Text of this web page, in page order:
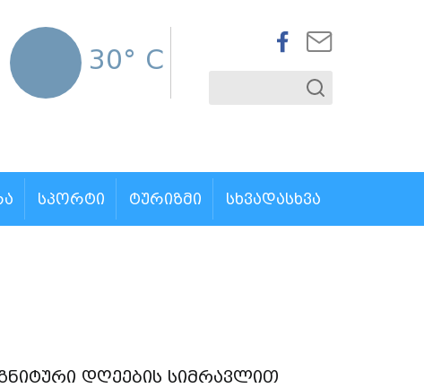
30° C
ᲡᲞᲝᲠᲢᲘ ᲢᲣᲠᲘᲖᲛᲘ ᲡᲮᲕᲐᲓᲐᲡᲮᲕᲐ
დღეების სიმრავლით